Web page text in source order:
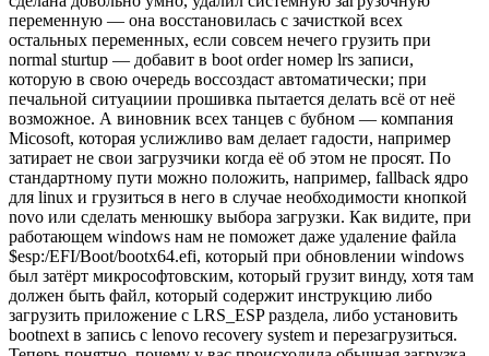
переменную — она восстановилась с зачисткой всех
остальных переменных, если совсем нечего грузить при
normal sturtup — добавит в boot order номер lrs записи,
которую в свою очередь воссоздаст автоматически; при
печальной ситуациии прошивка пытается делать всё от неё
возможное. А виновник всех танцев с бубном — компания
Micosoft, которая услижливо вам делает гадости, например
затирает не свои загрузчики когда её об этом не просят. По
стандартному пути можно положить, например, fallback ядро
для linux и грузиться в него в случае необходимости кнопкой
novo или сделать менюшку выбора загрузки. Как видите, при
работающем windows нам не поможет даже удаление файла
$esp:/EFI/Boot/bootx64.efi, который при обновлении windows
был затёрт микрософтовским, который грузит винду, хотя там
должен быть файл, который содержит инструкцию либо
загрузить приложение с LRS_ESP раздела, либо установить
bootnext в запись с lenovo recovery system и перезагрузиться.